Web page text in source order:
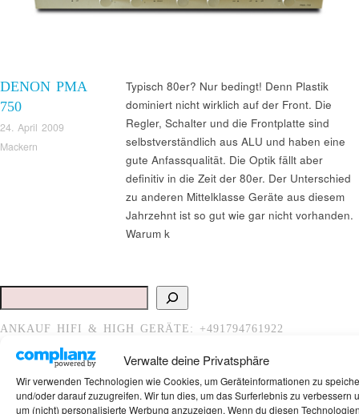
Verwalte deine Privatsphäre
Wir verwenden Technologien wie Cookies, um Geräteinformationen zu
und/oder darauf zuzugreifen. Wir tun dies, um das Surferlebnis zu verbessern
um (nicht) personalisierte Werbung anzuzeigen. Wenn du diesen
DENON PMA
750
24. April 2009
Mackern
Typisch 80er? Nur bedingt! Denn Plastik
dominiert nicht wirklich auf der Front. Die
Regler, Schalter und die Frontplatte sind
selbstverständlich aus ALU und haben eine
gute Anfassqualität. Die Optik fällt aber
definitiv in die Zeit der 80er. Der Unterschied
zu anderen Mittelklasse Geräte aus diesem
Jahrzehnt ist so gut wie gar nicht vorhanden.
Warum k
Suchen
ANKAUF HIFI & HIGH GERÄTE: +491794761922